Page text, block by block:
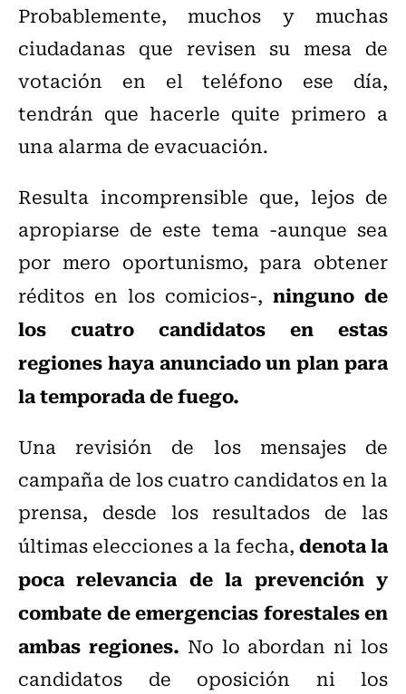
Probablemente, muchos y muchas
ciudadanas que revisen su mesa de
votación en el teléfono ese día,
tendrán que hacerle quite primero a
una alarma de evacuación.
Resulta incomprensible que, lejos de
apropiarse de este tema -aunque sea
por mero oportunismo, para obtener
réditos en los comicios-, ninguno de
los cuatro candidatos en estas
regiones haya anunciado un plan para
la temporada de fuego.
Una revisión de los mensajes de
campaña de los cuatro candidatos en la
prensa, desde los resultados de las
últimas elecciones a la fecha,denota la
poca relevancia de la prevención y
combate de emergencias forestales en
ambas regiones. No lo abordan ni los
candidatos de oposición ni los